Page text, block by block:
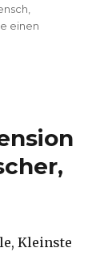
,
einen
Kleinste